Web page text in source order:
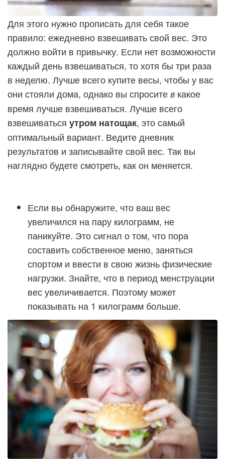
Для этого нужно прописать для себя такое
правило: ежедневно взвешивать свой вес. Это
должно войти в привычку. Если нет возможности
каждый день взвешиваться, то хотя бы три раза
в неделю. Лучше всего купите весы, чтобы у вас
они стояли дома, однако вы спросите в какое
время лучше взвешиваться. Лучше всего
взвешиваться утром натощак, это самый
оптимальный вариант. Ведите дневник
результатов и записывайте свой вес. Так вы
наглядно будете смотреть, как он меняется.
Если вы обнаружите, что ваш вес
увеличился на пару килограмм, не
паникуйте. Это сигнал о том, что пора
составить собственное меню, заняться
спортом и ввести в свою жизнь физические
нагрузки. Знайте, что в период менструации
вес увеличивается. Поэтому может
показывать на 1 килограмм больше.